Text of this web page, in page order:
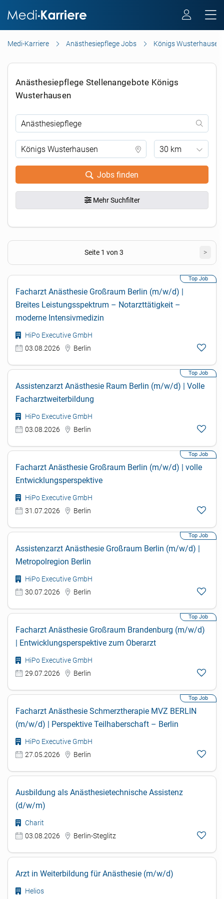
Medi-Karriere Anästhesiepflege Jobs Königs Wusterhausen
Anästhesiepflege Stellenangebote Königs
Wusterhausen
30 km
Jobs finden
Mehr Suchfilter
Seite 1 von 3 >
Facharzt Anästhesie Großraum Berlin (m/w/d) |
Breites Leistungsspektrum – Notarzttätigkeit –
moderne Intensivmedizin
HiPo Executive GmbH
03.08.2026
Berlin
Assistenzarzt Anästhesie Raum Berlin (m/w/d) | Volle
Facharztweiterbildung
HiPo Executive GmbH
03.08.2026
Berlin
Facharzt Anästhesie Großraum Berlin (m/w/d) | volle
Entwicklungsperspektive
HiPo Executive GmbH
31.07.2026
Berlin
Assistenzarzt Anästhesie Großraum Berlin (m/w/d) |
Metropolregion Berlin
HiPo Executive GmbH
30.07.2026
Berlin
Facharzt Anästhesie Großraum Brandenburg (m/w/d)
| Entwicklungsperspektive zum Oberarzt
HiPo Executive GmbH
29.07.2026
Berlin
Facharzt Anästhesie Schmerztherapie MVZ BERLIN
(m/w/d) | Perspektive Teilhaberschaft – Berlin
HiPo Executive GmbH
27.05.2026
Berlin
Ausbildung als Anästhesietechnische Assistenz
(d/w/m)
Charit
03.08.2026
Berlin-Steglitz
Arzt in Weiterbildung für Anästhesie (m/w/d)
Helios